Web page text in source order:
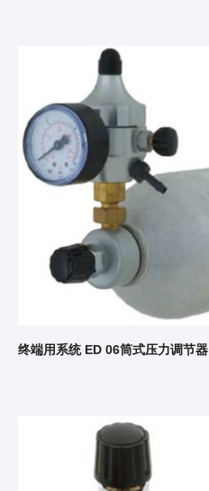
终端用系统 ED 06筒式压力调节器